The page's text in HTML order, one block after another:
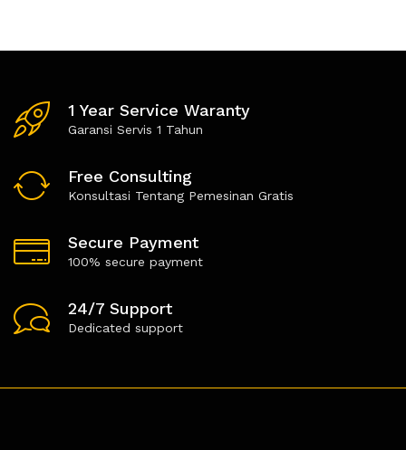
o
5
o
1 Year Service Waranty
Garansi Servis 1 Tahun
Free Consulting
Konsultasi Tentang Pemesinan Gratis
Secure Payment
100% secure payment
24/7 Support
Dedicated support